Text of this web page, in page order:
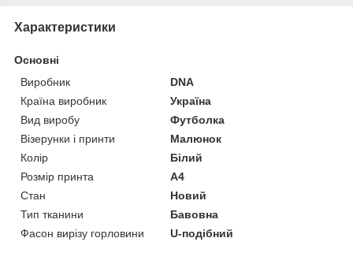
Характеристики
Основні
Виробник
DNA
Країна виробник
Україна
Вид виробу
Футболка
Візерунки і принти
Малюнок
Колір
Білий
Розмір принта
А4
Стан
Новий
Тип тканини
Бавовна
Фасон вирізу горловини
U-подібний